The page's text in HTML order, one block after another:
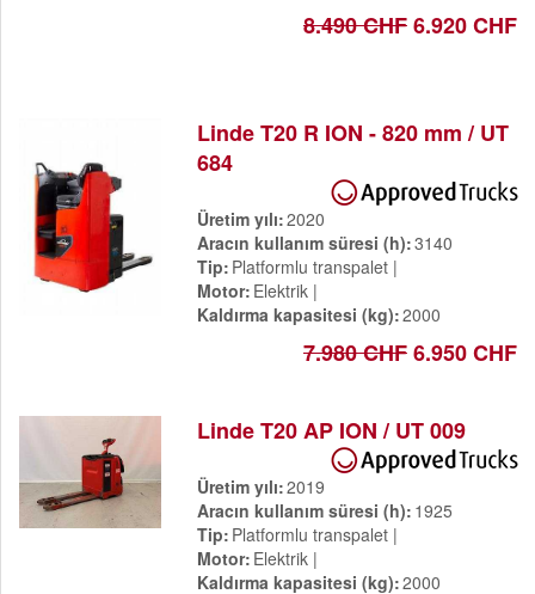
8.490 CHF6.920 CHF
Linde T20 R ION - 820 mm / UT
684
Üretim yılı 2020
Aracın kullanım süresi (h) 3140
Tip Platformlu transpalet
Motor Elektrik
Kaldırma kapasitesi (kg) 2000
7.980 CHF6.950 CHF
Linde T20 AP ION / UT 009
Üretim yılı 2019
Aracın kullanım süresi (h) 1925
Tip Platformlu transpalet
Motor Elektrik
Kaldırma kapasitesi (kg) 2000